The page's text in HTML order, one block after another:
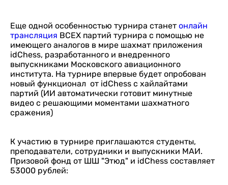
Еще одной особенностью турнира станет онлайн
трансляция ВСЕХ партий турнира с помощью не
имеющего аналогов в мире шахмат приложения
idChess, разработанного и внедренного
выпускниками Московского авиационного
института. На турнире впервые будет опробован
новый функционал от idChess с хайлайтами
партий (ИИ автоматически готовит минутные
видео с решающими моментами шахматного
сражения)
К участию в турнире приглашаются студенты,
преподаватели, сотрудники и выпускники МАИ.
Призовой фонд от ШШ "Этюд" и idChess составляет
53000 рублей: